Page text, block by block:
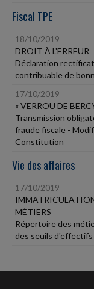
Fiscal TPE
18/10/2019
DROIT À L'ERREUR
Déclaration
contribuable de
17/10/2019
« VERROU DE
Transmission
fraude fiscale -
Constitution
Vie des affaires
17/10/2019
MÉTIERS
Répertoire des
des seuils d'effectifs